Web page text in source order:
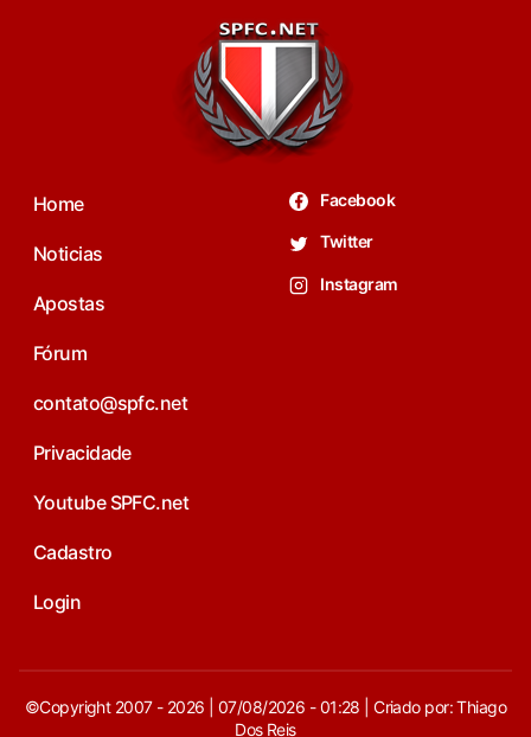
Home
Noticias
Apostas
Fórum
contato@spfc.net
Privacidade
Youtube SPFC.net
Cadastro
Login
Facebook
Twitter
Instagram
©Copyright 2007 - 2026 | 07/08/2026 - 01:28 | Criado por: Thiago
Dos Reis